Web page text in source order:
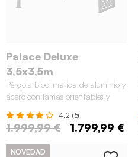
Palace Deluxe
3,5x3,5m
Pérgola bioclimática de aluminio y
acero con lamas orientables y
Antracita
4.2 (5)
1.999,99 € 1.799,99 €
NOVEDAD